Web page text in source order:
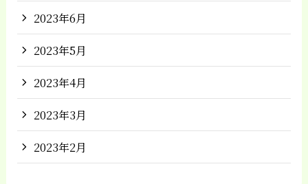
2023年6月
2023年5月
2023年4月
2023年3月
2023年2月